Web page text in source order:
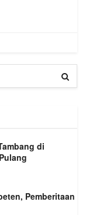
di
Pemberitaan